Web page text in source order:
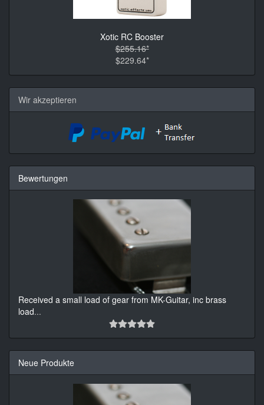
Xotic RC Booster
$255.16*
$229.64*
Wir akzeptieren
Bewertungen
Received a small load of gear from MK-Guitar, inc brass
load...
Neue Produkte